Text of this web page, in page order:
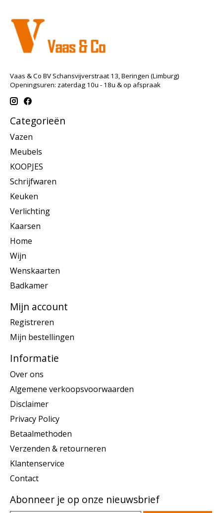
Vaas & Co BV Schansvijverstraat 13, Beringen (Limburg)
Openingsuren: zaterdag 10u - 18u & op afspraak
Categorieën
Vazen
Meubels
KOOPJES
Schrijfwaren
Keuken
Verlichting
Kaarsen
Home
Wijn
Wenskaarten
Badkamer
Mijn account
Registreren
Mijn bestellingen
Informatie
Over ons
Algemene verkoopsvoorwaarden
Disclaimer
Privacy Policy
Betaalmethoden
Verzenden & retourneren
Klantenservice
Contact
Abonneer je op onze nieuwsbrief